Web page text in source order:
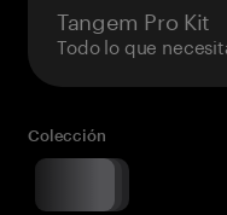
Tangem Pro Kit
Todo lo que
Colección